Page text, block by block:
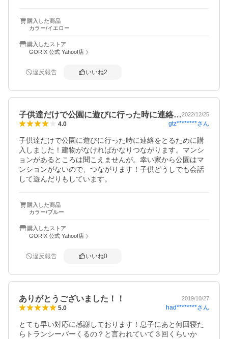
購入した商品
カラー/イエロー
購入したストア
GORIX 公式 Yahoo!店
違反報告 いいね2
子供達だけで公園に遊びに行った時に連絡…2022/12/25
4.0 gtz********さん
子供達だけで公園に遊びに行った時に連絡をとるために購
入しました！建物がなければかなりつながります。マンシ
ョンがあるところは聞こえませんが。幸い家から公園はマ
ンションがないので、つながります！子供どうしでも会話
して遊んだりもしています。
購入した商品
カラー/ブルー
購入したストア
GORIX 公式 Yahoo!店
違反報告 いいね0
ありがとうございました！！ 2019/10/27
5.0 had********さん
とても早い対応に感謝しております！息子にあと何回寝た
らトランシーバーくるの？と言われていて３回くらいか